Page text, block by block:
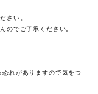
さい。
のでご了承ください。
れがありますので気をつ